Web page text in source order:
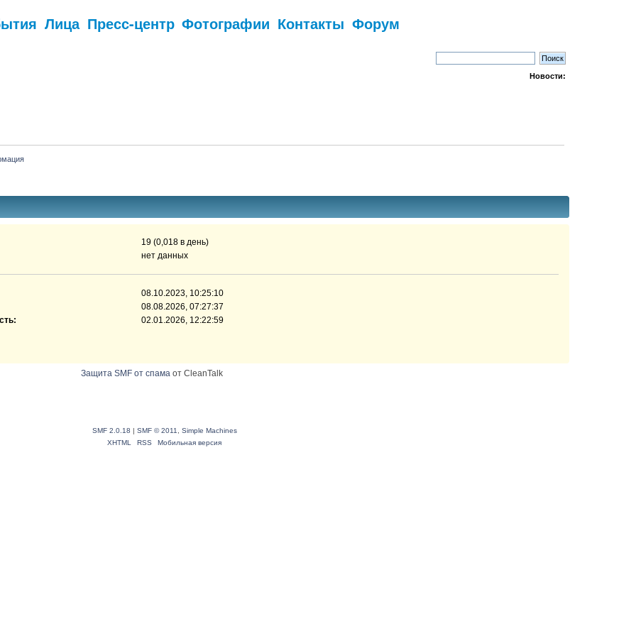
Лица Пресс-центр Фотографии Контакты Форум
Новости:
19 (0,018 в день)
нет данных
08.10.2023, 10:25:10
08.08.2026, 07:27:37
02.01.2026, 12:22:59
Защита SMF от спама от CleanTalk
SMF 2.0.18 | SMF © 2011, Simple Machines
XHTML
RSS Мобильная версия